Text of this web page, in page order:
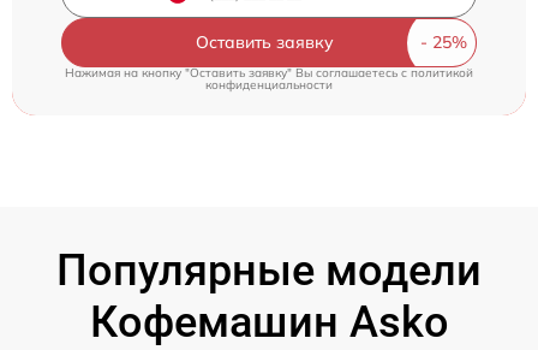
Оставить заявку
Нажимая на кнопку "Оставить заявку" Вы соглашаетесь c политикой
конфиденциальности
Популярные модели
Кофемашин Asko